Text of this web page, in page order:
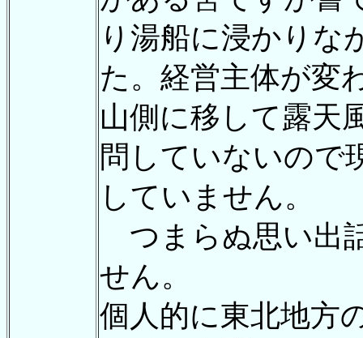
り湯船に浸かりな
た。経営主体が変
山側に移して露天
問していないので
していません。
つまらぬ思い出
せん。
個人的に東北地方